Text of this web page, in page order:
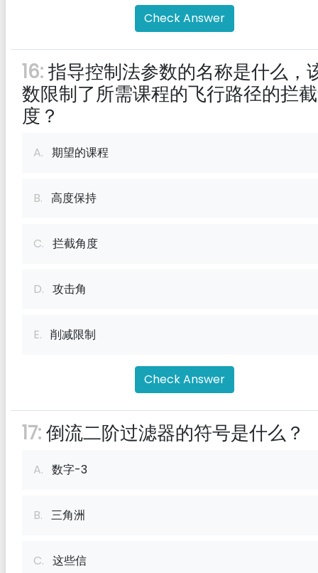
Check Answer
16:指导控制法参数的名称是什么，
数限制了所需课程的飞行路径的拦
度？
A. 期望的课程
B. 高度保持
C. 拦截角度
D. 攻击角
E. 削减限制
Check Answer
17:倒流二阶过滤器的符号是什么？
A. 数字-3
B. 三角洲
C. 这些信